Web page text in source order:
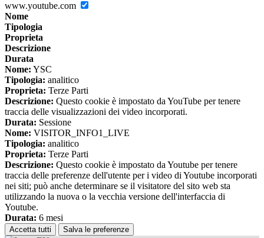
www.youtube.com
Nome
Tipologia
Proprieta
Descrizione
Durata
Nome: YSC
Tipologia: analitico
Proprieta: Terze Parti
Descrizione: Questo cookie è impostato da YouTube per tenere
traccia delle visualizzazioni dei video incorporati.
Durata: Sessione
Nome: VISITOR_INFO1_LIVE
Tipologia: analitico
Proprieta: Terze Parti
Descrizione: Questo cookie è impostato da Youtube per tenere
traccia delle preferenze dell'utente per i video di Youtube incorporati
nei siti; può anche determinare se il visitatore del sito web sta
utilizzando la nuova o la vecchia versione dell'interfaccia di
Youtube.
Durata: 6 mesi
Accetta tutti Salva le preferenze